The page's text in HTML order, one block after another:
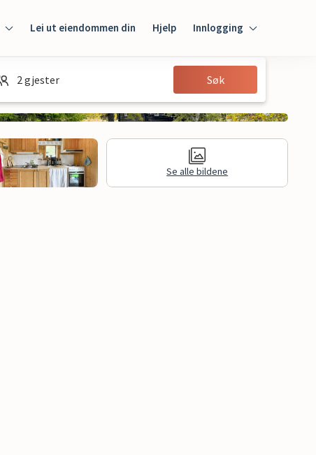
Lei ut eiendommen din Hjelp Innlogging
Innlogging
Gjest
2 gjester Søk
Se alle bildene